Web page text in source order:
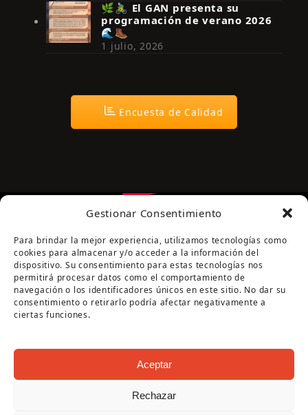
Gestionar Consentimiento
Para brindar la mejor experiencia, utilizamos tecnologías como
cookies para almacenar y/o acceder a la información del
dispositivo. Su consentimiento para estas tecnologías nos
permitirá procesar datos como el comportamiento de
navegación o los identificadores únicos en este sitio. No dar su
consentimiento o retirarlo podría afectar negativamente a
ciertas funciones.
Aceptar
Rechazar
🌿🚴‍♂️ El GAN presenta su
programación de verano 2026
🌊🥾
1 julio, 2026
Encuesta de Calidad
Página cofinanciada por la Diputación de Córdoba